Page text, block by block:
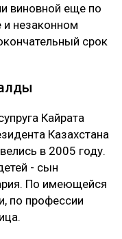
виновной еще по
и незаконном
срок
Кайрата
Казахстана
в 2005 году.
- сын
По имеющейся
по профессии